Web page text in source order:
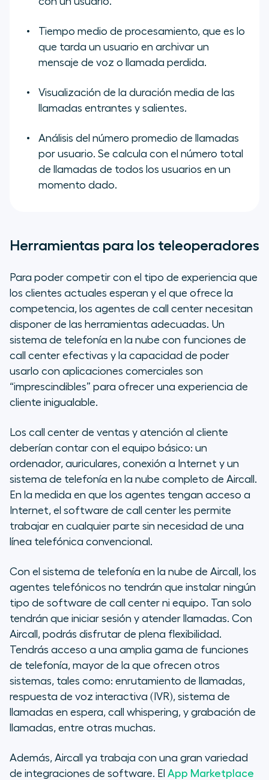
Tiempo medio de procesamiento, que es lo
que tarda un usuario en archivar un
mensaje de voz o llamada perdida.
Visualización de la duración media de las
llamadas entrantes y salientes.
Análisis del número promedio de llamadas
por usuario. Se calcula con el número total
de llamadas de todos los usuarios en un
momento dado.
Herramientas para los teleoperadores
Para poder competir con el tipo de experiencia que
los clientes actuales esperan y el que ofrece la
competencia, los agentes de call center necesitan
disponer de las herramientas adecuadas. Un
sistema de telefonía en la nube con funciones de
call center efectivas y la capacidad de poder
usarlo con aplicaciones comerciales son
“imprescindibles” para ofrecer una experiencia de
cliente inigualable.
Los call center de ventas y atención al cliente
deberían contar con el equipo básico: un
ordenador, auriculares, conexión a Internet y un
sistema de telefonía en la nube completo de Aircall.
En la medida en que los agentes tengan acceso a
Internet, el software de call center les permite
trabajar en cualquier parte sin necesidad de una
línea telefónica convencional.
Con el sistema de telefonía en la nube de Aircall, los
agentes telefónicos no tendrán que instalar ningún
tipo de software de call center ni equipo. Tan solo
tendrán que iniciar sesión y atender llamadas. Con
Aircall, podrás disfrutar de plena flexibilidad.
Tendrás acceso a una amplia gama de funciones
de telefonía, mayor de la que ofrecen otros
sistemas, tales como: enrutamiento de llamadas,
respuesta de voz interactiva (IVR), sistema de
llamadas en espera, call whispering, y grabación de
llamadas, entre otras muchas.
Además, Aircall ya trabaja con una gran variedad
de integraciones de software. El App Marketplace